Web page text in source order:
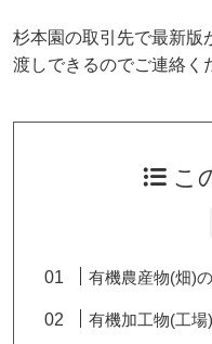
杉本園の取引先で最新版
渡しできるのでご連絡く
こ
有機農産物(畑)
有機加工物(工